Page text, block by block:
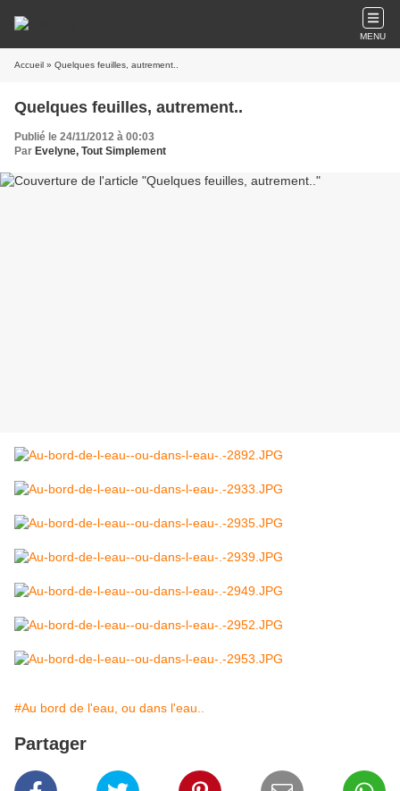
MENU
Accueil » Quelques feuilles, autrement..
Quelques feuilles, autrement..
Publié le 24/11/2012 à 00:03
Par Evelyne, Tout Simplement
#Au bord de l'eau, ou dans l'eau..
Partager